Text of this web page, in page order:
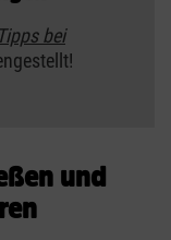
bei
und